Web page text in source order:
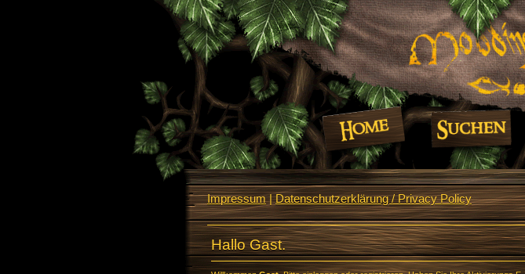
Impressum|Datenschutzerklärung / Privacy Policy
Hallo Gast.